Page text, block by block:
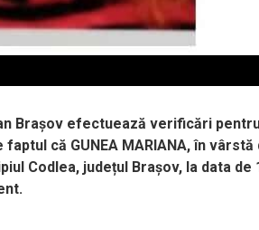
Brașov efectuează verificări
că GUNEA MARIANA, în vârstă
Codlea, județul Brașov, la data de